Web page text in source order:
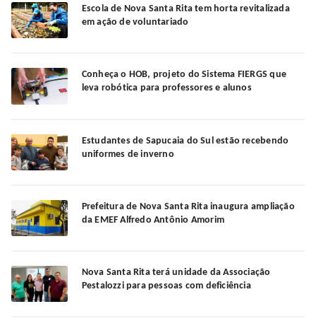
Escola de Nova Santa Rita tem horta revitalizada
em ação de voluntariado
Conheça o HOB, projeto do Sistema FIERGS que
leva robótica para professores e alunos
Estudantes de Sapucaia do Sul estão recebendo
uniformes de inverno
Prefeitura de Nova Santa Rita inaugura ampliação
da EMEF Alfredo Antônio Amorim
Nova Santa Rita terá unidade da Associação
Pestalozzi para pessoas com deficiência